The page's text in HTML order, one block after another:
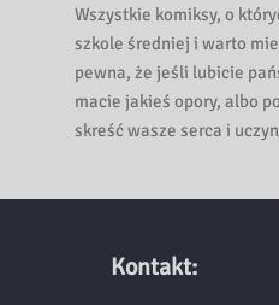
Wszystkie komiksy, o
szkole średniej i warto
pewna, że jeśli lubicie
macie jakieś opory, albo
skreść wasze serca i
Kontakt: